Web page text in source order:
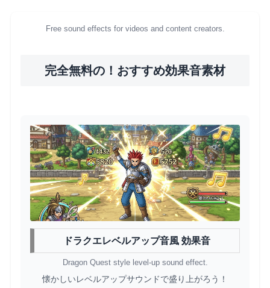
Free sound effects for videos and content creators.
完全無料の！おすすめ効果音素材
ドラクエレベルアップ音風 効果音
Dragon Quest style level-up sound effect.
懐かしいレベルアップサウンドで盛り上がろう！